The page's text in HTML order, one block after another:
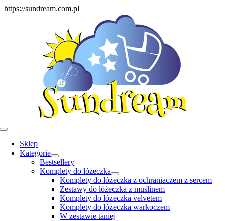
https://sundream.com.pl
content
Toggle
Navigation
Sklep
Kategorie
Bestsellery
Komplety do łóżeczka
Komplety do łóżeczka z ochraniaczem z sercem
Zestawy do łóżeczka z muślinem
Komplety do łóżeczka velvetem
Komplety do łóżeczka warkoczem
W zestawie taniej